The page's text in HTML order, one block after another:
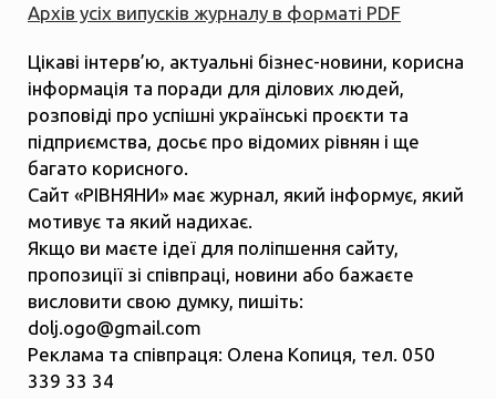
Архів усіх випусків журналу в форматі PDF
Цікаві інтерв’ю, актуальні бізнес-новини, корисна
інформація та поради для ділових людей,
розповіді про успішні українські проєкти та
підприємства, досьє про відомих рівнян і ще
багато корисного.
Сайт «РІВНЯНИ» має журнал, який інформує, який
мотивує та який надихає.
Якщо ви маєте ідеї для поліпшення сайту,
пропозиції зі співпраці, новини або бажаєте
висловити свою думку, пишіть:
dolj.ogo@gmail.com
Реклама та співпраця: Олена Копиця, тел. 050
339 33 34